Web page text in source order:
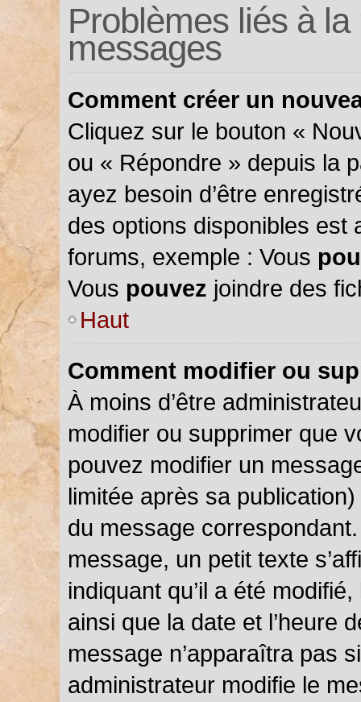
Problèmes liés à
messages
Comment créer un
Cliquez sur le bouton «
ou « Répondre » depuis la
ayez besoin d’être
des options disponibles est
forums, exemple : Vous
Vous pouvez joindre des
Haut
Comment modifier ou
À moins d’être
modifier ou supprimer que
pouvez modifier un
limitée après sa
du message
message, un petit texte
indiquant qu’il a été
ainsi que la date et l’heure
message n’apparaîtra pas
administrateur modifie le